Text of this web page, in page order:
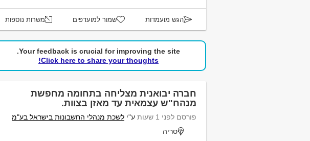
הגש מועמדות שמור למועדפים משרות נוספות
Your feedback is crucial for improving the site.
Click here to share your thoughts!
חברה יבואנית מצליחה בתחומה מחפשת
מנהח"ש עצמאית עד מאזן בצוות.
פורסם לפני 1 שעות ע"י לשכת מנהלי החשבונות בישראל בע"מ
קיסריה